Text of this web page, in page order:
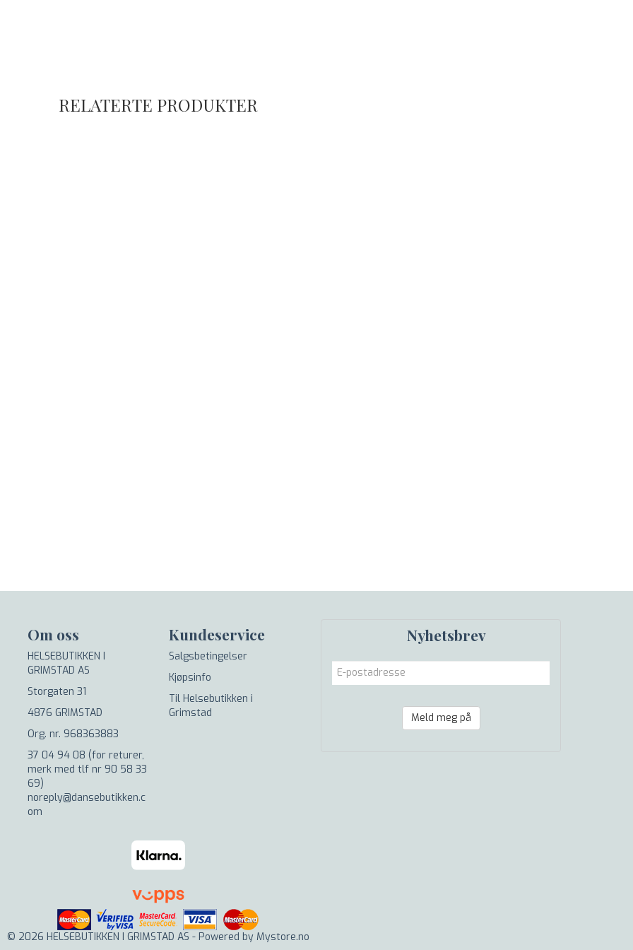
RELATERTE PRODUKTER
Om oss
HELSEBUTIKKEN I
GRIMSTAD AS
Storgaten 31
4876 GRIMSTAD
Org. nr. 968363883
37 04 94 08 (for returer,
merk med tlf nr 90 58 33
69)
noreply@dansebutikken.c
om
Kundeservice
Salgsbetingelser
Kjøpsinfo
Til Helsebutikken i
Grimstad
Nyhetsbrev
Meld meg på
© 2026 HELSEBUTIKKEN I GRIMSTAD AS - Powered by Mystore.no